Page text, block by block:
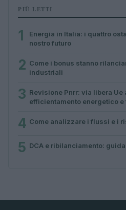
PIÙ LETTI
1
Energia in Italia: i quattro
nostro futuro
2 Come i bonus stanno
industriali
3 Revisione Pnrr: via libera
efficientamento energetico e
4 Come analizzare i flussi e i
5 DCA e ribilanciamento: